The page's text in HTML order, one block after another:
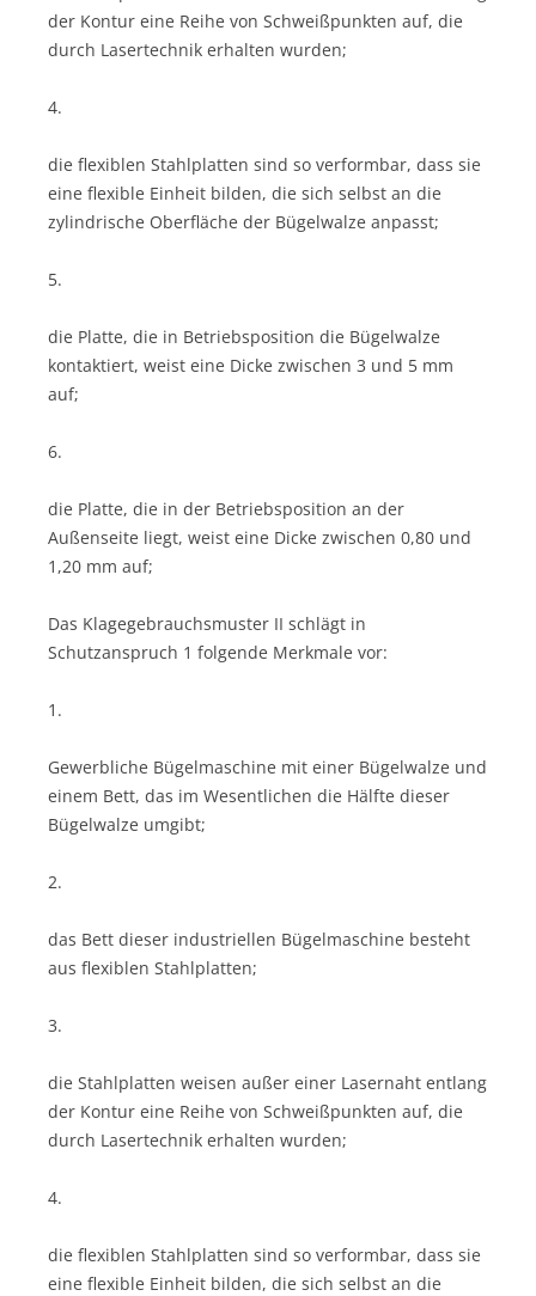
der Kontur eine Reihe von Schweißpunkten auf, die
durch Lasertechnik erhalten wurden;
4.
die flexiblen Stahlplatten sind so verformbar, dass sie
eine flexible Einheit bilden, die sich selbst an die
zylindrische Oberfläche der Bügelwalze anpasst;
5.
die Platte, die in Betriebsposition die Bügelwalze
kontaktiert, weist eine Dicke zwischen 3 und 5 mm
auf;
6.
die Platte, die in der Betriebsposition an der
Außenseite liegt, weist eine Dicke zwischen 0,80 und
1,20 mm auf;
Das Klagegebrauchsmuster II schlägt in
Schutzanspruch 1 folgende Merkmale vor:
1.
Gewerbliche Bügelmaschine mit einer Bügelwalze und
einem Bett, das im Wesentlichen die Hälfte dieser
Bügelwalze umgibt;
2.
das Bett dieser industriellen Bügelmaschine besteht
aus flexiblen Stahlplatten;
3.
die Stahlplatten weisen außer einer Lasernaht entlang
der Kontur eine Reihe von Schweißpunkten auf, die
durch Lasertechnik erhalten wurden;
4.
die flexiblen Stahlplatten sind so verformbar, dass sie
eine flexible Einheit bilden, die sich selbst an die